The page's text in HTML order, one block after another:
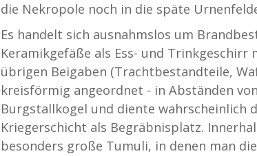
die Nekropole noch in die späte
Es handelt sich ausnahmslos um
Keramikgefäße als Ess- und
übrigen Beigaben (Trachtbestandteile,
kreisförmig angeordnet - in Abständen
Burgstallkogel und diente
Kriegerschicht als Begräbnisplatz.
besonders große Tumuli, in denen man